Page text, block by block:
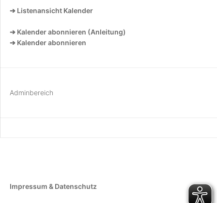
➔ Listenansicht Kalender
➔ Kalender abonnieren (Anleitung)
➔ Kalender abonnieren
Adminbereich
Impressum & Datenschutz